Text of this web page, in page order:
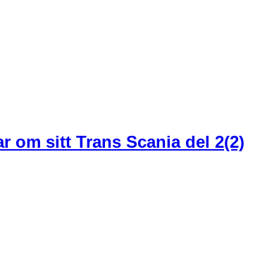
om sitt Trans Scania del 2(2)